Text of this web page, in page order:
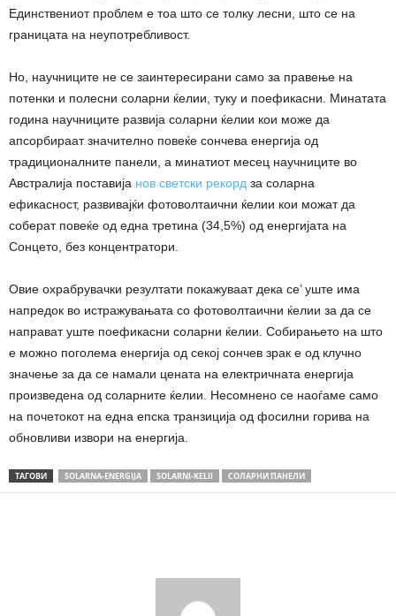
Единствениот проблем е тоа што се толку лесни, што се на
границата на неупотребливост.
Но, научниците не се заинтересирани само за правење на
потенки и полесни соларни ќелии, туку и поефикасни. Минатата
година научниците развија соларни ќелии кои може да
апсорбираат значително повеќе сончева енергија од
традиционалните панели, а минатиот месец научниците во
Австралија поставија нов светски рекорд за соларна
ефикасност, развивајќи фотоволтаични ќелии кои можат да
соберат повеќе од една третина (34,5%) од енергијата на
Сонцето, без концентратори.
Овие охрабрувачки резултати покажуваат дека се’ уште има
напредок во истражувањата со фотоволтаични ќелии за да се
направат уште поефикасни соларни ќелии. Собирањето на што
е можно поголема енергија од секој сончев зрак е од клучно
значење за да се намали цената на електричната енергија
произведена од соларните ќелии. Несомнено се наоѓаме само
на почетокот на една епска транзиција од фосилни горива на
обновливи извори на енергија.
ТАГОВИ SOLARNA-ENERGIJA SOLARNI-KELII СОЛАРНИ ПАНЕЛИ